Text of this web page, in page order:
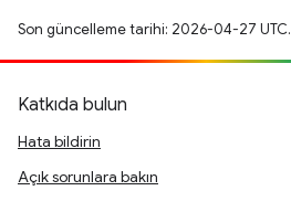
Son güncelleme tarihi: 2026-04-27 UTC.
Katkıda bulun
Hata bildirin
Açık sorunlara bakın